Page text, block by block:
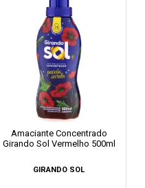
Amaciante Concentrado
Girando Sol Vermelho 500ml
GIRANDO SOL